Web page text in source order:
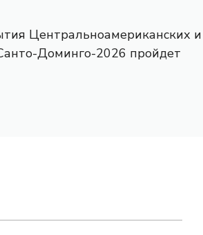
Центральноамериканских и
Доминго-2026 пройдет